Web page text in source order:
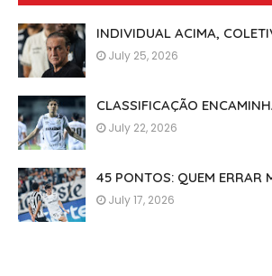
INDIVIDUAL ACIMA,
July 25, 2026
CLASSIFICAÇÃO
July 22, 2026
45 PONTOS: QUEM ERRAR
July 17, 2026